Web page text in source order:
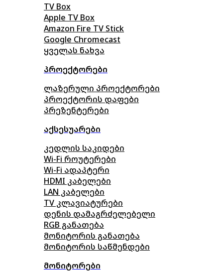
TV Box
Apple TV Box
Amazon Fire TV Stick
Google Chromecast
ყველას ნახვა
პროექტორები
ლაზერული პროექტორები
პროექტორის დაფები
პრეზენტერები
აქსესუარები
კედლის საკიდები
Wi-Fi როუტერები
Wi-Fi ადაპტერი
HDMI კაბელები
LAN კაბელები
TV კლავიატურები
დენის დამაგრძელებელი
RGB განათება
მონიტორის განათება
მონიტორის საწმენდები
მონიტორები